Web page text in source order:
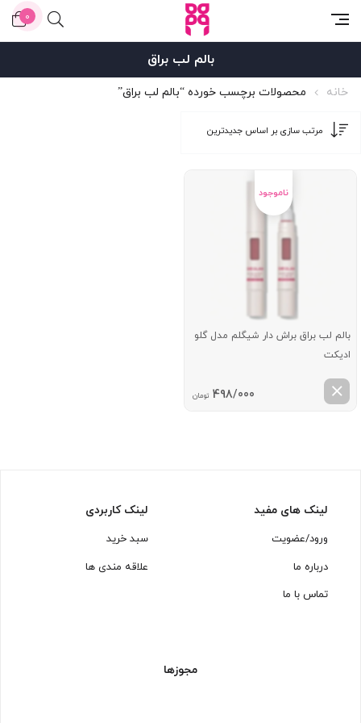
0
بالم لب براق
خانه محصولات برچسب خورده “بالم لب براق”
بالم لب براق براش دار شیگلم مدل گلو
ادیکت
498/000 تومان
لینک های مفید
ورود/عضویت
درباره ما
تماس با ما
لینک کاربردی
سبد خرید
علاقه مندی ها
مجوزها